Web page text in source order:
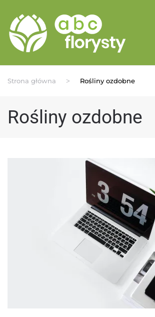
Przejdź do treści głównej
Strona główna Rośliny ozdobne
Rośliny ozdobne